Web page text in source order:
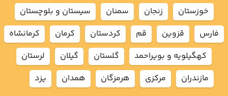
خوزستان
زنجان سمنان
سيستان و بلوچستان
فارس
قزوين قم كردستان كرمان
كرمانشاه
كهگيلويه و بويراحمد
گلستان گيلان
لرستان
مازندران
مركزي هرمزگان همدان يزد